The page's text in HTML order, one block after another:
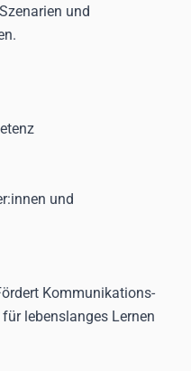
und
und
Kommunikations-
lebenslanges Lernen